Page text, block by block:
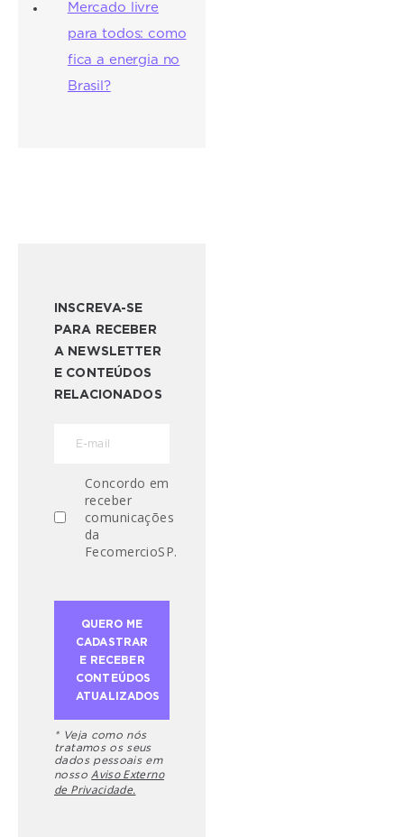
Mercado livre
para todos: como
fica a energia no
Brasil?
INSCREVA-SE
PARA RECEBER
A NEWSLETTER
E CONTEÚDOS
RELACIONADOS
Concordo em
receber
comunicações
da
FecomercioSP.
* Veja como nós
tratamos os seus
dados pessoais em
nosso Aviso Externo
de Privacidade.